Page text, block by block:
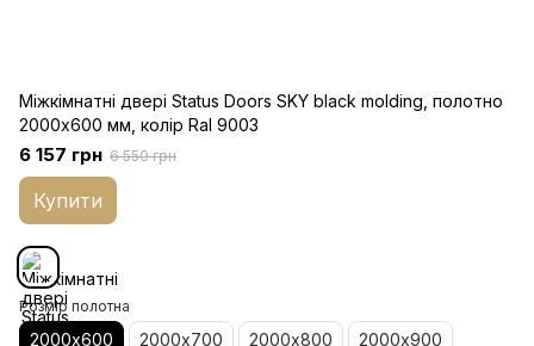
Міжкімнатні двері Status Doors SKY black molding, полотно
2000х600 мм, колір Ral 9003
6 157 грн 6 550 грн
Купити
Розмір полотна
2000х600 2000х700 2000х800 2000х900